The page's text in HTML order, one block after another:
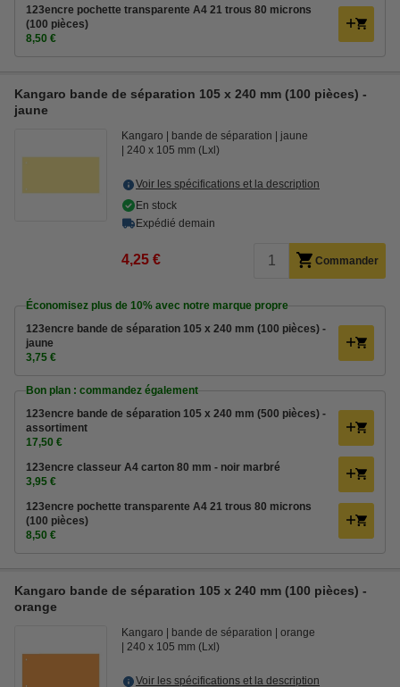
123encre pochette transparente A4 21 trous 80 microns
(100 pièces)
8,50 €
Kangaro bande de séparation 105 x 240 mm (100 pièces) -
jaune
Kangaro bande de séparation
jaune
240 x 105 mm (Lxl)
Voir les spécifications et la description
En stock
Expédié demain
4,25 € Commander
Économisez plus de 10% avec notre marque propre
123encre bande de séparation 105 x 240 mm (100 pièces) -
jaune
3,75 €
Bon plan : commandez également
123encre bande de séparation 105 x 240 mm (500 pièces) -
assortiment
17,50 €
123encre classeur A4 carton 80 mm - noir marbré
3,95 €
123encre pochette transparente A4 21 trous 80 microns
(100 pièces)
8,50 €
Kangaro bande de séparation 105 x 240 mm (100 pièces) -
orange
Kangaro bande de séparation
orange
240 x 105 mm (Lxl)
Voir les spécifications et la description